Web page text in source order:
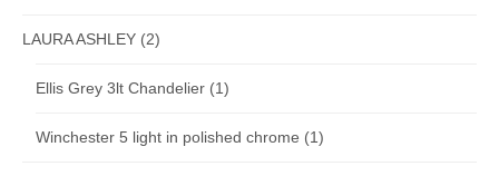
LAURA ASHLEY (2)
Ellis Grey 3lt Chandelier (1)
Winchester 5 light in polished chrome (1)